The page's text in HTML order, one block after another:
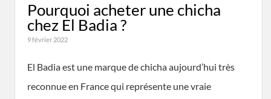
Pourquoi acheter une chicha
chez El Badia ?
9 février 2022
El Badia est une marque de chicha aujourd’hui très
reconnue en France qui représente une vraie